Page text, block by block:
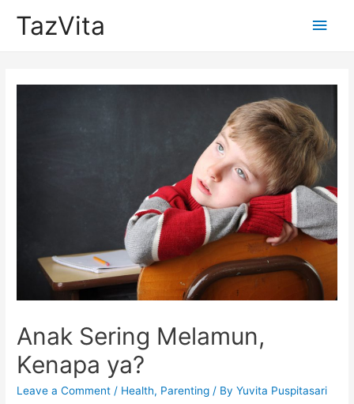
TazVita
Main
Anak Sering Melamun,
Kenapa ya?
Leave a Comment / Health, Parenting / ByYuvita Puspitasari